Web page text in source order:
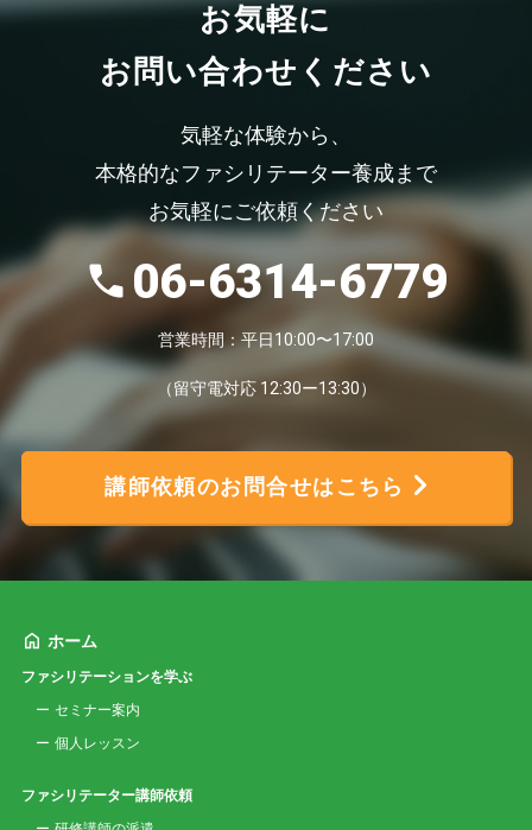
お気軽に
お問い合わせください
気軽な体験から、
本格的なファシリテーター養成まで
お気軽にご依頼ください
06-6314-6779
営業時間：平日10:00〜17:00
（留守電対応 12:30ー13:30）
講師依頼のお問合せはこちら
ホーム
ファシリテーションを学ぶ
セミナー案内
個人レッスン
ファシリテーター講師依頼